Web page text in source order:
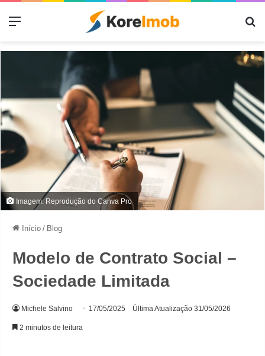
Menu
Imagem: Reprodução do Canva Pro
Início / Blog
Modelo de Contrato Social –
Sociedade Limitada
Michele Salvino 17/05/2025 Última Atualização 31/05/2026
2 minutos de leitura